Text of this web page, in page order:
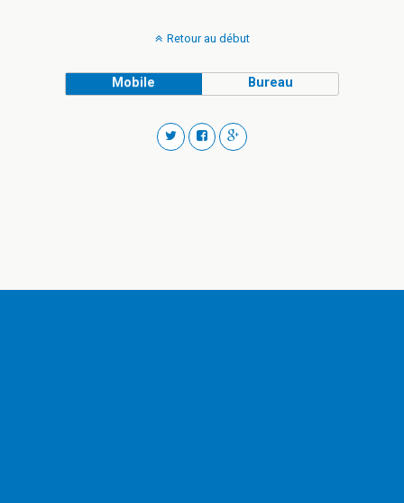
Retour au début
Mobile Bureau